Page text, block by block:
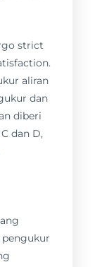
strict
aliran
dan
diberi
dan D,
pengukur